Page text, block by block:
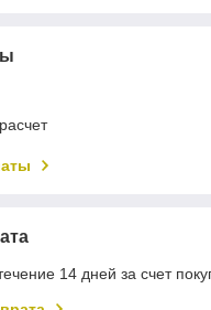
14 дней за счет